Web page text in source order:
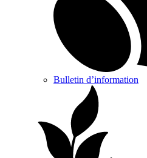
Bulletin d’information